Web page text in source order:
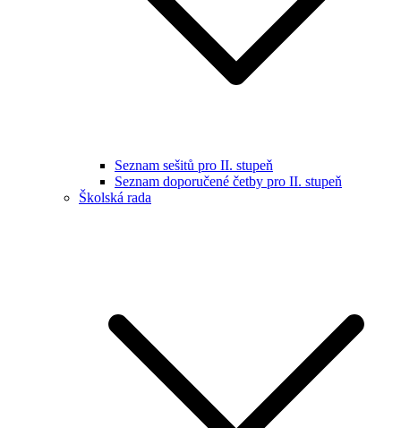
Seznam sešitů pro II. stupeň
Seznam doporučené četby pro II. stupeň
Školská rada